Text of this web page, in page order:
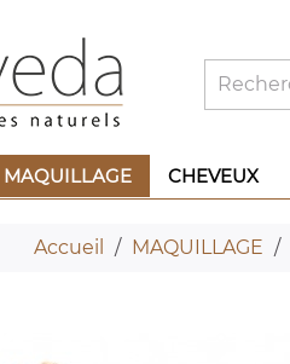
MAQUILLAGE CHEVEUX
Accueil MAQUILLAGE